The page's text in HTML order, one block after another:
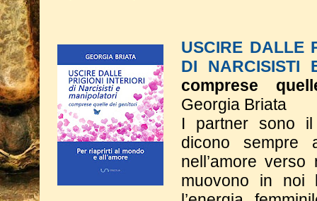
USCIRE DALLE
DI NARCISISTI
comprese
Georgia Briata
I partner sono
dicono sempre
nell’amore
muovono in noi